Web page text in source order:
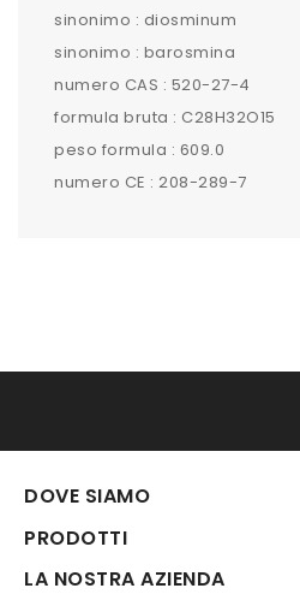
sinonimo : diosminum
sinonimo : barosmina
numero CAS : 520-27-4
formula bruta : C28H32O15
peso formula : 609.0
numero CE : 208-289-7
DOVE SIAMO
PRODOTTI
LA NOSTRA AZIENDA